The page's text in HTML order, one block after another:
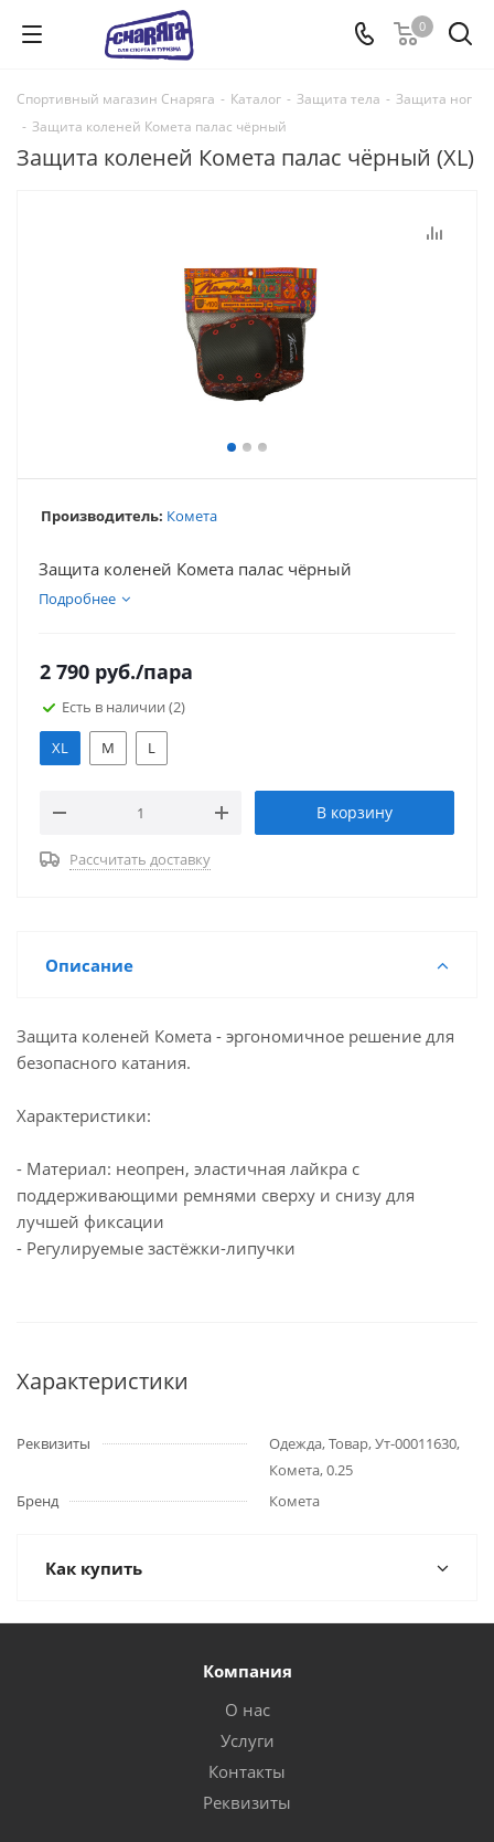
0
Спортивный магазин Снаряга - Каталог - Защита тела - Защита ног
- Защита коленей Комета палас чёрный
Защита коленей Комета палас чёрный (XL)
Производитель: Комета
Защита коленей Комета палас чёрный
Подробнее
2 790 руб./пара
Есть в наличии (2)
XL M L
В корзину
Рассчитать доставку
Описание
Защита коленей Комета - эргономичное решение для
безопасного катания.
Характеристики:
- Материал: неопрен, эластичная лайкра с
поддерживающими ремнями сверху и снизу для
лучшей фиксации
- Регулируемые застёжки-липучки
Характеристики
Реквизиты
Одежда, Товар, Ут-00011630,
Комета, 0.25
Бренд
Комета
Как купить
Компания
О нас
Услуги
Контакты
Реквизиты